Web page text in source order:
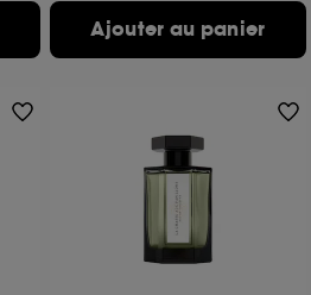
Ajouter au panier